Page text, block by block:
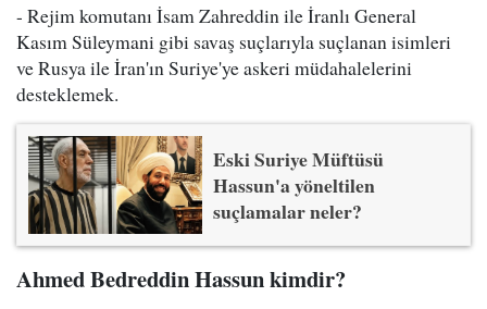
- Rejim komutanı İsam Zahreddin ile İranlı General
Kasım Süleymani gibi savaş suçlarıyla suçlanan isimleri
ve Rusya ile İran'ın Suriye'ye askeri müdahalelerini
desteklemek.
Eski Suriye Müftüsü
Hassun'a yöneltilen
suçlamalar neler?
Ahmed Bedreddin Hassun kimdir?